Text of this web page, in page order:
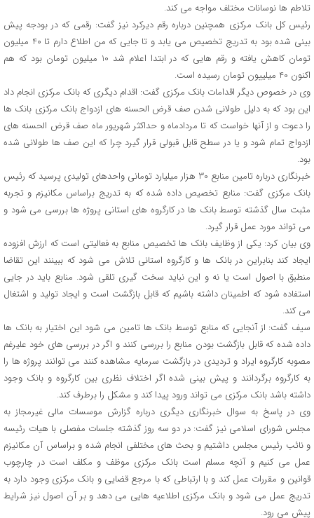
تلاطم ها نوسانات مختلف مواجه می کند.
رئیس کل بانک مرکزی همچنین درباره رقم دیرکرد نیز گفت: رقمی که در بودجه پیش
بینی شده بود به تدریج تخصیص می یابد و تا جایی که من اطلاع دارم تا 40 میلیون
تومان کاهش یافته و رقم هایی که در ابتدا اعلام شد 10 میلیون تومان بود که هم
اکنون 40 میلییون تومان رسیده است.
وی در خصوص دیگر اقدامات بانک مرکزی گفت: اقدام دیگری که بانک مرکزی انجام داد
این بود که به دلیل طولانی شدن صف قرض الحسنه های ازدواج بانک مرکزی بانک ها
را دعوت و از آنها خواست که تا مردادماه و حداکثر شهریور ماه صف قرض الحسنه های
ازدواج تمام شود و یا در سطح قابل قبولی قرار گیرد چرا که این صف ها طولانی شده
بود.
خبرنگاری درباره تامین منابع 30 هزار میلیارد تومانی واحدهای تولیدی پرسید که رئیس
بانک مرکزی گفت: منابع تخصیص داده شده که به تدریج براساس مکانیزم و تجربه
مثبت سال گذشته توسط بانک ها در کارگروه های استانی پروژه ها بررسی می شود و
می تواند مورد عمل قرار گیرد.
وی بیان کرد: یکی از وظایف بانک ها تخصیص منابع به فعالیتی است که ارزش افزوده
ایجاد کند بنابراین در بانک ها و کارگروه استانی تلاش می شود که ببینند این تقاضا
منطبق با اصول است یا نه و این نباید سخت گیری تلقی شود. منابع باید در جایی
استفاده شود که اطمینان داشته باشیم که قابل بازگشت است و ایجاد تولید و اشتغال
می کند.
سیف گفت: از آنجایی که منابع توسط بانک ها تامین می شود این اختیار به بانک ها
داده شده که قابل بازگشت بودن منابع را بررسی کنند و اگر در بررسی های خود علیرغم
مصوبه کارگروه ایراد و تردیدی در بازگشت سرمایه مشاهده کنند می توانند پروژه ها را
به کارگروه برگردانند و پیش بینی شده اگر اختلاف نظری بین کارگروه و بانک وجود
داشته باشد بانک مرکزی می تواند ورود پیدا کند و مشکل را برطرف کند.
وی در پاسخ به سوال خبرنگاری دیگری درباره گزارش موسسات مالی غیرمجاز به
مجلس شورای اسلامی نیز گفت: در دو سه روز گذشته جلسات مفصلی با هیات رئیسه
و نائب رئیس مجلس داشتیم و بحث های مختلفی انجام شده و براساس آن مکانیزم
عمل می کنیم و آنچه مسلم است بانک مرکزی موظف و مکلف است در چارچوب
قوانین و مقررات عمل کند و با ارتباطی که با مرجع قضایی و بانک مرکزی وجود دارد به
تدریج عمل می شود و بانک مرکزی اطلاعیه هایی می دهد و بر آن اصول نیز شرایط
پیش می رود.